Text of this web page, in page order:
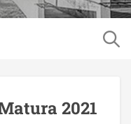
2021